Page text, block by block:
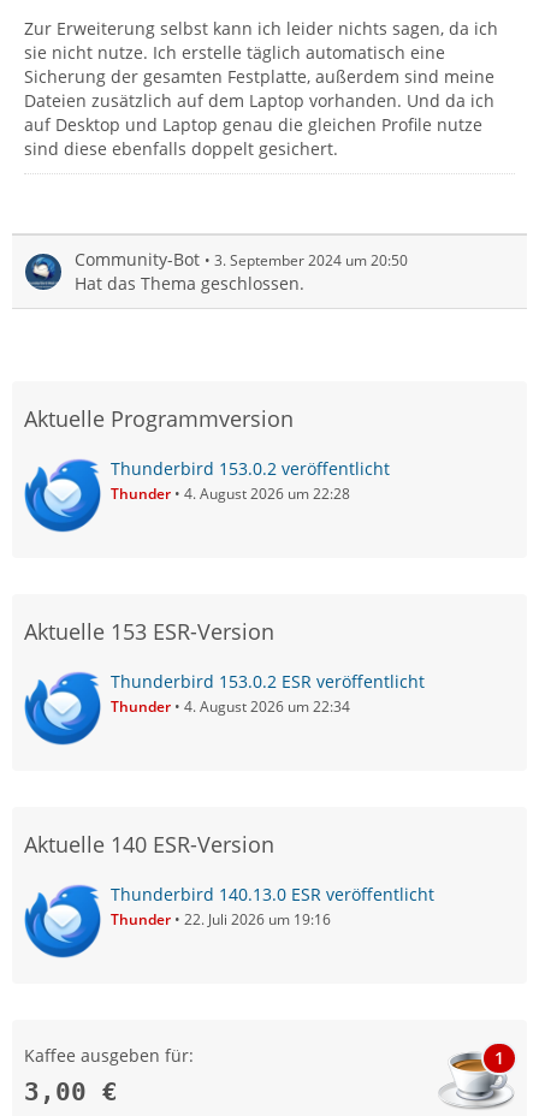
Zur Erweiterung selbst kann ich leider nichts sagen, da ich
sie nicht nutze. Ich erstelle täglich automatisch eine
Sicherung der gesamten Festplatte, außerdem sind meine
Dateien zusätzlich auf dem Laptop vorhanden. Und da ich
auf Desktop und Laptop genau die gleichen Profile nutze
sind diese ebenfalls doppelt gesichert.
Community-Bot 3. September 2024 um 20:50
Hat das Thema geschlossen.
Aktuelle Programmversion
Thunderbird 153.0.2 veröffentlicht
Thunder 4. August 2026 um 22:28
Aktuelle 153 ESR-Version
Thunderbird 153.0.2 ESR veröffentlicht
Thunder 4. August 2026 um 22:34
Aktuelle 140 ESR-Version
Thunderbird 140.13.0 ESR veröffentlicht
Thunder 22. Juli 2026 um 19:16
Kaffee ausgeben für:
3,00 €
1